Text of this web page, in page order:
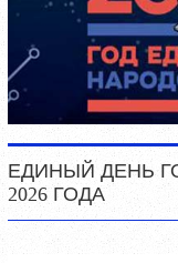
ЕДИНЫЙ ДЕНЬ
2026 ГОДА